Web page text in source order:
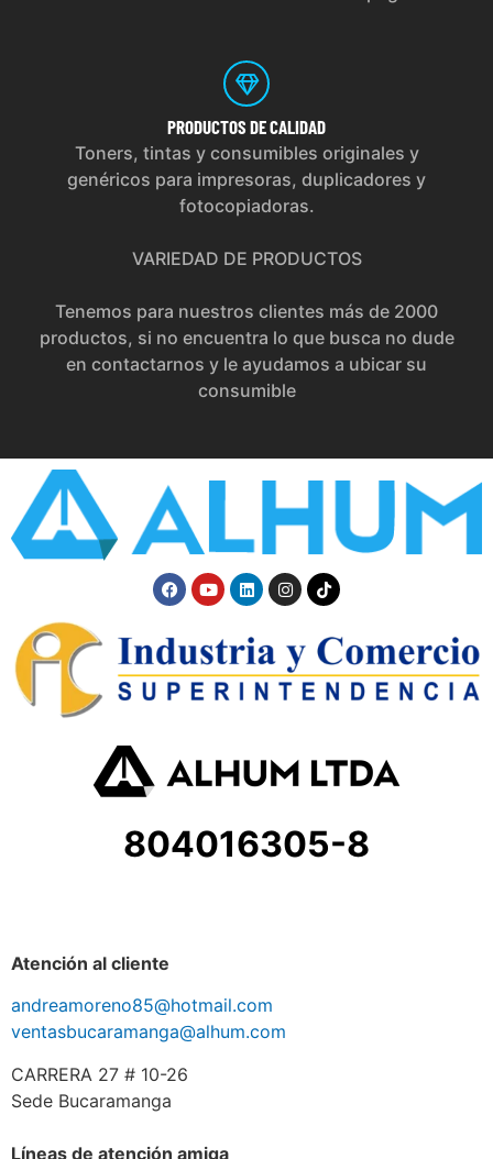
PRODUCTOS DE CALIDAD
Toners, tintas y consumibles originales y
genéricos para impresoras, duplicadores y
fotocopiadoras.
VARIEDAD DE PRODUCTOS
Tenemos para nuestros clientes más de 2000
productos, si no encuentra lo que busca no dude
en contactarnos y le ayudamos a ubicar su
consumible
804016305-8
Atención al cliente
andreamoreno85@hotmail.com
ventasbucaramanga@alhum.com
CARRERA 27 # 10-26
Sede Bucaramanga
Líneas de atención amiga